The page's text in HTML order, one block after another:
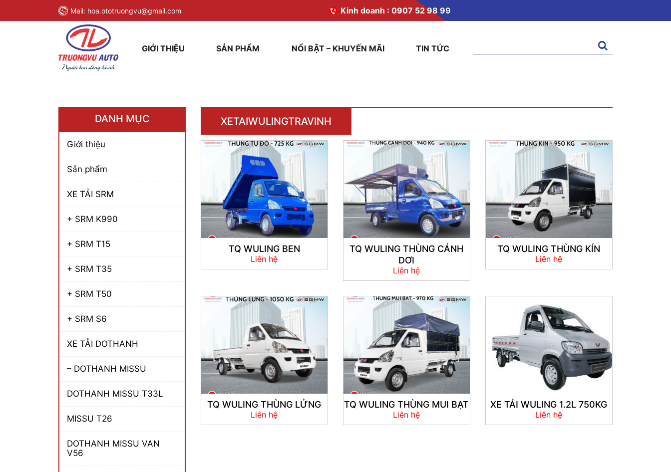
Mail: hoa.ototruongvu@gmail.com Kinh doanh : 0907 52 98 99
GIỚI THIỆU SẢN PHẨM NỔI BẬT – KHUYẾN MÃI TIN TỨC
kiếm:
DANH MỤC
Giới thiệu
Sản phẩm
XE TẢI SRM
+ SRM K990
+ SRM T15
+ SRM T35
+ SRM T50
+ SRM S6
XE TẢI DOTHANH
– DOTHANH MISSU
DOTHANH MISSU T33L
MISSU T26
DOTHANH MISSU VAN
V56
XETAIWULINGTRAVINH
TQ WULING BEN
Liên hệ
TQ WULING THÙNG CÁNH
DƠI
Liên hệ
TQ WULING THÙNG KÍN
Liên hệ
TQ WULING THÙNG LỬNG
Liên hệ
TQ WULING THÙNG MUI BẠT
Liên hệ
XE TẢI WULING 1.2L 750KG
Liên hệ